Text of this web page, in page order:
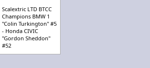
Scalextric LTD BTCC
Champions BMW 1
"Colin Turkington" #5
- Honda CIVIC
"Gordon Sheddon"
#52